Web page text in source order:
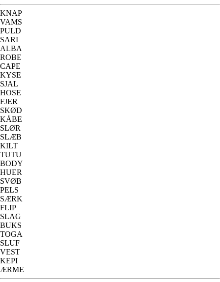
KNAP
VAMS
PULD
SARI
ALBA
ROBE
CAPE
KYSE
SJAL
HOSE
FJER
SKØD
KÅBE
SLØR
SLÆB
KILT
TUTU
BODY
HUER
SVØB
PELS
SÆRK
FLIP
SLAG
BUKS
TOGA
SLUF
VEST
KEPI
ÆRME